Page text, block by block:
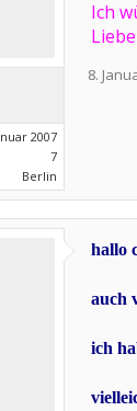
2007
7
Berlin
Ich
8.
hallo
auch
ich